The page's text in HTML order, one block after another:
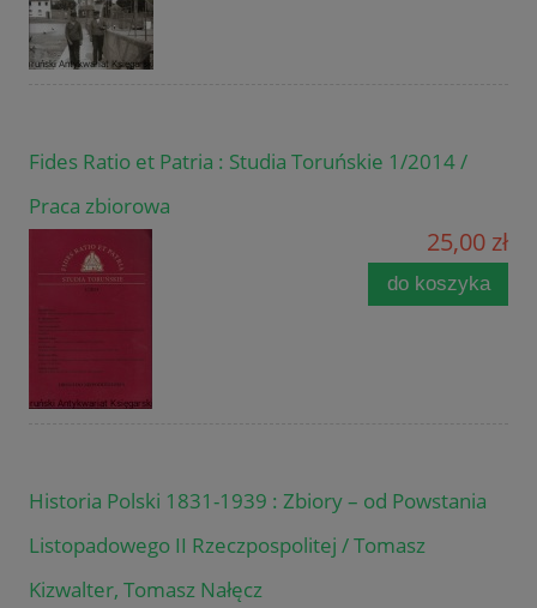
Fides Ratio et Patria : Studia Toruńskie 1/2014 /
Praca zbiorowa
25,00 zł
do koszyka
Historia Polski 1831-1939 : Zbiory – od Powstania
Listopadowego II Rzeczpospolitej / Tomasz
Kizwalter, Tomasz Nałęcz